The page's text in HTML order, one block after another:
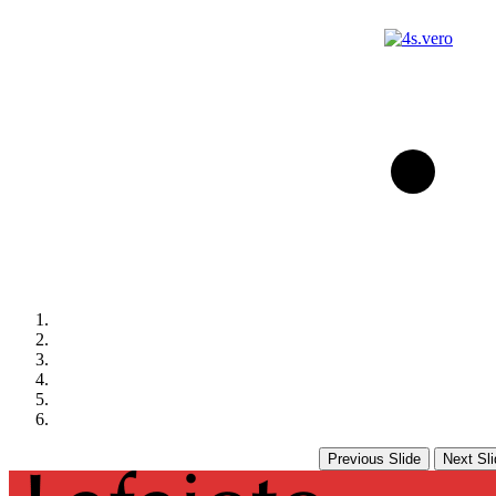
Previous Slide Next